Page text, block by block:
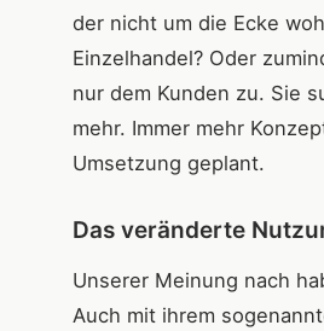
der nicht um die Ecke
Einzelhandel? Oder
nur dem Kunden zu. Sie
mehr. Immer mehr
Umsetzung geplant.
Das veränderte
Unserer Meinung nach
Auch mit ihrem